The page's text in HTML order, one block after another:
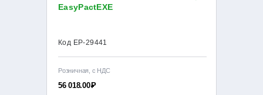
EasyPactEXE
Код EP-29441
Розничная, с НДС
56 018.00Р